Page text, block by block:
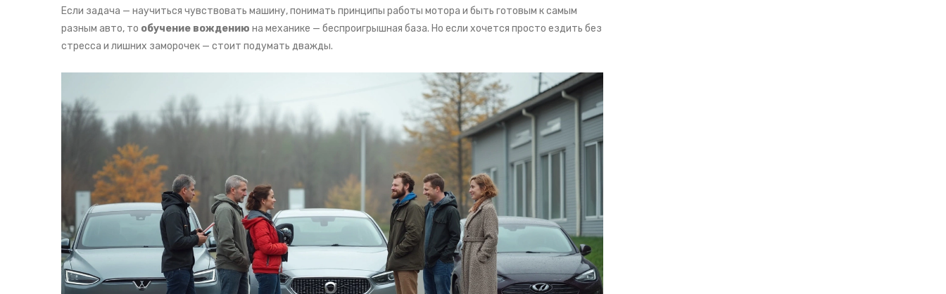
Если задача — научиться чувствовать машину, понимать принципы работы мотора и быть готовым к самым
разным авто, то обучение вождению на механике — беспроигрышная база. Но если хочется просто ездить без
стресса и лишних заморочек — стоит подумать дважды.